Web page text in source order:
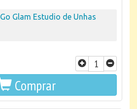
Glam Estudio de Unhas
Comprar